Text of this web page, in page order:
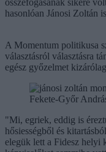
összefogásának sikere
hasonlóan Jánosi Zoltán
A Momentum politikusa
választásról választásra
egész győzelmet
Fekete-Győr
"Mi, egriek, eddig is
hősiességből és
elegük lett a Fidesz helyi